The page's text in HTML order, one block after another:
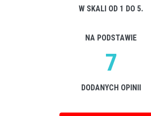
W SKALI OD 1 DO 5.
NA PODSTAWIE
7
DODANYCH OPINII